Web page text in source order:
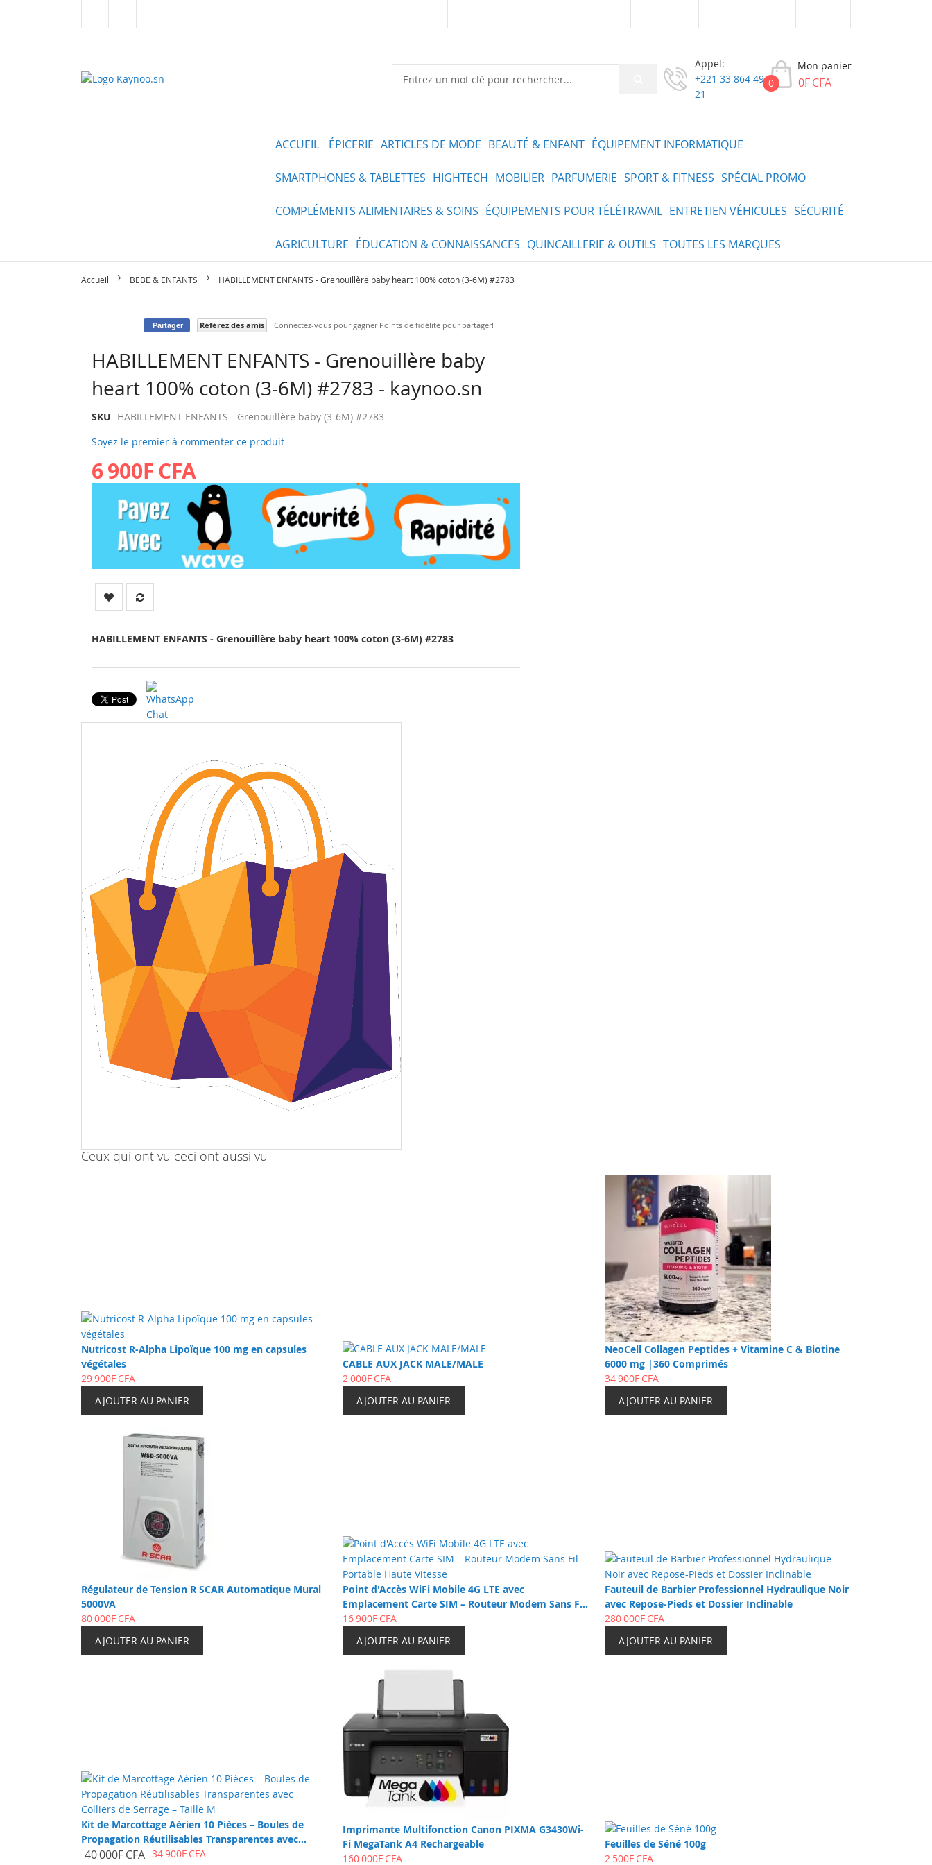
Mon panier
0F CFA
0
Appel:
+221 33 864 49
21
ACCUEIL ÉPICERIE ARTICLES DE MODE BEAUTÉ & ENFANT ÉQUIPEMENT INFORMATIQUE
SMARTPHONES & TABLETTES HIGHTECH MOBILIER PARFUMERIE SPORT & FITNESS SPÉCIAL PROMO
COMPLÉMENTS ALIMENTAIRES & SOINS ÉQUIPEMENTS POUR TÉLÉTRAVAIL ENTRETIEN VÉHICULES SÉCURITÉ
AGRICULTURE ÉDUCATION & CONNAISSANCES QUINCAILLERIE & OUTILS TOUTES LES MARQUES
Accueil BEBE & ENFANTS HABILLEMENT ENFANTS - Grenouillère baby heart 100% coton (3-6M) #2783
Partager Référez des amis Connectez-vous pour gagner Points de fidélité pour partager!
HABILLEMENT ENFANTS - Grenouillère baby
heart 100% coton (3-6M) #2783 - kaynoo.sn
SKU HABILLEMENT ENFANTS - Grenouillère baby (3-6M) #2783
Soyez le premier à commenter ce produit
6 900F CFA
HABILLEMENT ENFANTS - Grenouillère baby heart 100% coton (3-6M) #2783
Ceux qui ont vu ceci ont aussi vu
Nutricost R-Alpha Lipoïque 100 mg en capsules
végétales
29 900F CFA
AJOUTER AU PANIER
CABLE AUX JACK MALE/MALE
2 000F CFA
AJOUTER AU PANIER
NeoCell Collagen Peptides + Vitamine C & Biotine
6000 mg |360 Comprimés
34 900F CFA
AJOUTER AU PANIER
Régulateur de Tension R SCAR Automatique Mural
5000VA
80 000F CFA
AJOUTER AU PANIER
Point d'Accès WiFi Mobile 4G LTE avec
Emplacement Carte SIM – Routeur Modem Sans Fil
Portable Haute Vitesse
16 900F CFA
AJOUTER AU PANIER
Fauteuil de Barbier Professionnel Hydraulique Noir
avec Repose-Pieds et Dossier Inclinable
280 000F CFA
AJOUTER AU PANIER
Kit de Marcottage Aérien 10 Pièces – Boules de
Propagation Réutilisables Transparentes avec
Colliers de Serrage – Taille M
34 900F CFA
40 000F CFA
Imprimante Multifonction Canon PIXMA G3430Wi-
Fi MegaTank A4 Rechargeable
160 000F CFA
Feuilles de Séné 100g
2 500F CFA